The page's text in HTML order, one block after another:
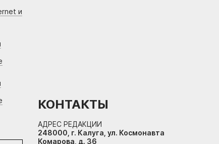
и
КОНТАКТЫ
АДРЕС РЕДАКЦИИ
248000, г. Калуга, ул. Космонавта
Комарова, д. 36